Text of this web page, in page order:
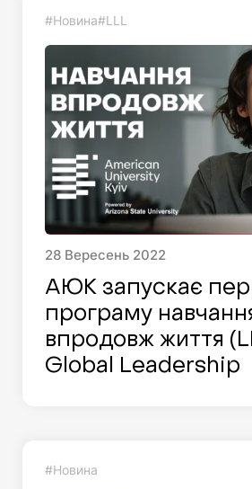
#Новина#LLL
28 Вересень 2022
АЮK запускає
програму
впродовж життя
Global Leadership
#Новина